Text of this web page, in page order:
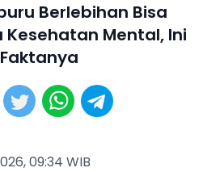
Berlebihan Bisa
Mental, Ini
Faktanya
09:34 WIB